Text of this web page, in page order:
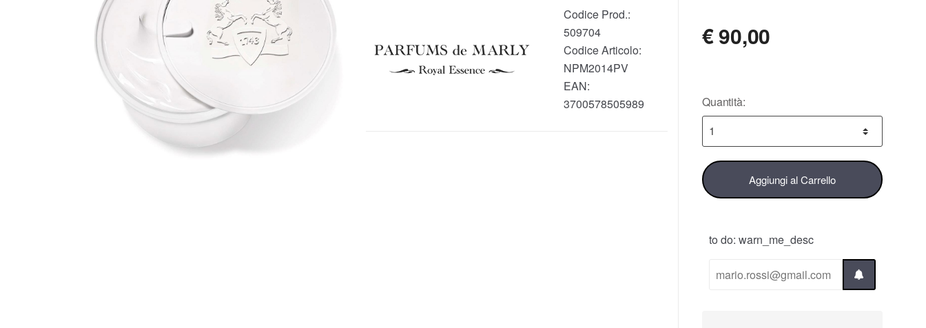
Codice Prod.:
509704
Codice Articolo:
NPM2014PV
EAN:
3700578505989
€90,00
Quantità:
Aggiungi al Carrello
to do: warn_me_desc